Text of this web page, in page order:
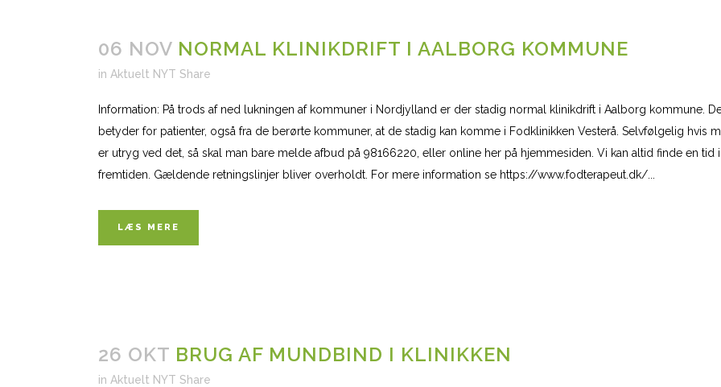
06 NOV NORMAL KLINIKDRIFT I AALBORG KOMMUNE
in Aktuelt NYT Share
Information: På trods af ned lukningen af kommuner i Nordjylland er der stadig normal klinikdrift i Aalborg kommune.
betyder for patienter, også fra de berørte kommuner, at de stadig kan komme i Fodklinikken Vesterå. Selvfølgelig hvis
er utryg ved det, så skal man bare melde afbud på 98166220, eller online her på hjemmesiden. Vi kan altid finde en tid
fremtiden. Gældende retningslinjer bliver overholdt. For mere information se https://www.fodterapeut.dk/...
LÆS MERE
26 OKT BRUG AF MUNDBIND I KLINIKKEN
in Aktuelt NYT Share